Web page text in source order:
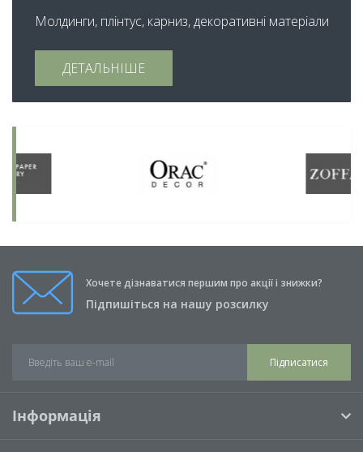
Молдинги, плінтус, карниз, декоративні матеріали
ДЕТАЛЬНІШЕ
Хочете дізнаватися першим про акції і знижки?
Підпишіться на нашу розсилку
Підписатися
Інформація